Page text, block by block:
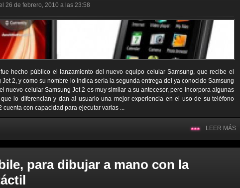
26 de febrero, 2010 a las 23:58
hecho público el lanzamiento del nuevo equipo celular Samsung, que recibe el
Jet 2, y como su nombre lo indica sería la segunda entrega del ya conocido Samsung
nuevo celular Samsung Jet 2 es muy similar a su antecesor, pero incorpora algunas
que lo diferencian y dan al usuario una mejor experiencia en el uso de su teléfono
cuenta con capacidad para ejecutar varias ...
LEER MÁS
para dibujar a mano con la